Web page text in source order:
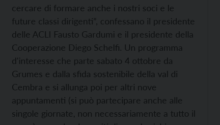
cercare di formare anche i nostri soci e le
future classi dirigenti”, confessano il presidente
delle ACLI Fausto Gardumi e il presidente della
Cooperazione Diego Schelfi. Un programma
d'interesse che parte sabato 4 ottobre da
Grumes e dalla sfida sostenibile della val di
Cembra e si allunga poi per altri nove
appuntamenti (si può partecipare anche alle
singole giornate, non necessariamente a tutto il